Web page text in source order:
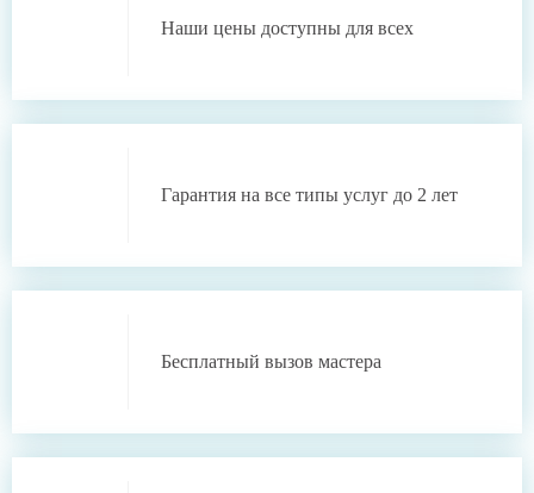
Наши цены доступны для всех
Гарантия на все типы услуг до 2 лет
Бесплатный вызов мастера